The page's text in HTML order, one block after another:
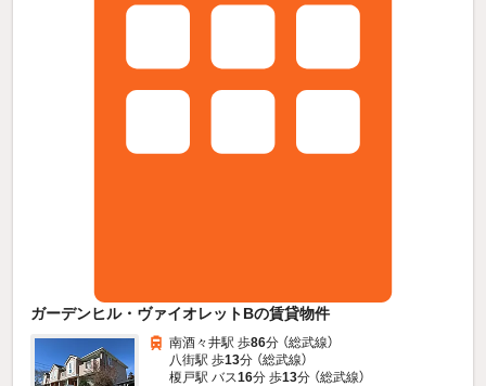
ガーデンヒル・ヴァイオレットBの賃貸物件
南酒々井駅 歩86分 （総武線）
八街駅 歩13分 （総武線）
榎戸駅 バス16分 歩13分 （総武線）